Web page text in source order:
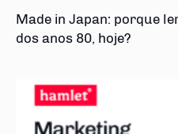
Made in Japan: porque
dos anos 80, hoje?